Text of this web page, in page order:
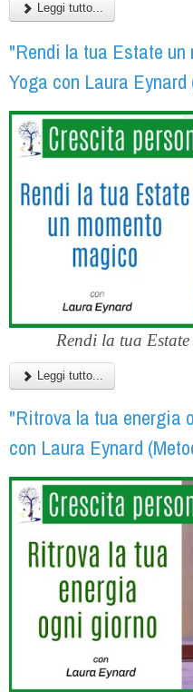
Leggi tutto...
"Rendi la tua Estate
Yoga con Laura
Rendi la tua
Leggi tutto...
"Ritrova la tua energia
con Laura Eynard